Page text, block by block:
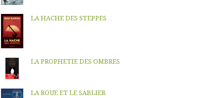
LA HACHE DES STEPPES
LA PROPHETIE DES OMBRES
LA ROUE ET LE SABLIER